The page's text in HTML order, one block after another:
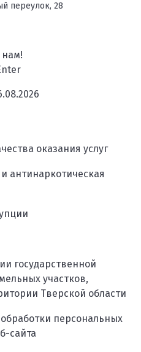
переулок, 28
оказания услуг
антинаркотическая
государственной
участков,
Тверской области
персональных
сайта